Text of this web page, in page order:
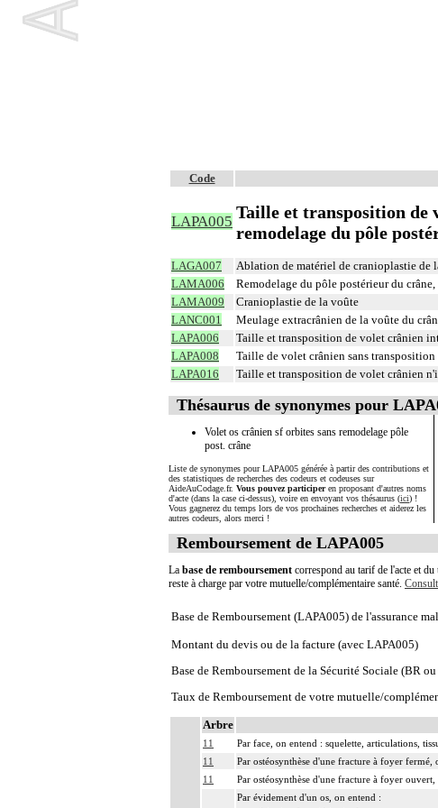
Code
LAPA005 Taille et transposition de
remodelage du pôle
LAGA007 Ablation de matériel de cranioplastie de
LAMA006 Remodelage du pôle postérieur du
LAMA009 Cranioplastie de la voûte
LANC001 Meulage extracrânien de la voûte du
LAPA006 Taille et transposition de volet crânien
LAPA008 Taille de volet crânien sans transposition
LAPA016 Taille et transposition de volet crânien
Thésaurus de synonymes pour
Volet os crânien sf orbites sans remodelage pôle
post. crâne
Liste de synonymes pour LAPA005 générée à partir des contributions et
des statistiques de recherches des codeurs et codeuses sur
AideAuCodage.fr. Vous pouvez participeren proposant d'autres noms
d'acte (dans la case ci-dessus), voire en envoyant vos thésaurus (ici) !
Vous gagnerez du temps lors de vos prochaines recherches et aiderez les
autres codeurs, alors merci !
Remboursement de LAPA005
La base de remboursement correspond au tarif de l'acte et
reste à charge par votre mutuelle/complémentaire santé.
Base de Remboursement (LAPA005) de l'assurance
Montant du devis ou de la facture (avec LAPA005)
Base de Remboursement de la Sécurité Sociale (BR
Taux de Remboursement de votre mutuelle/
Arbre
11
Par face, on entend : squelette, articulations,
11
Par ostéosynthèse d'une fracture à foyer
11
Par ostéosynthèse d'une fracture à foyer
Par évidement d'un os, on entend :